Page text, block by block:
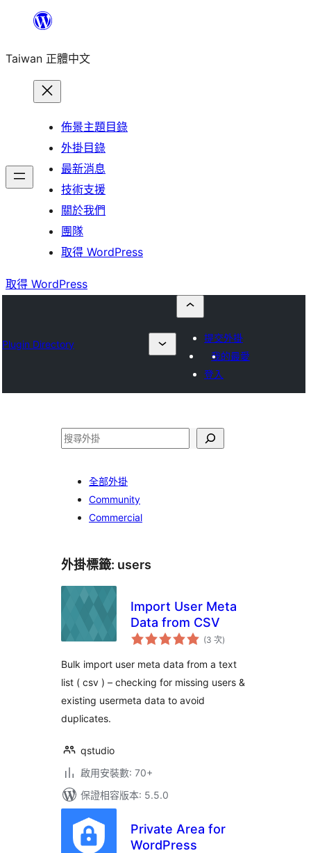
主
Taiwan 正體中文
佈景主題目錄
外掛目錄
最新消息
技術支援
關於我們
團隊
取得 WordPress
取得 WordPress
Plugin Directory
提交外掛
我的最愛
登入
搜
全部外掛
Community
Commercial
外掛標籤: users
Import User Meta
Data from CSV
(3 次評
分
數
)
Bulk import user meta data from a text
list ( csv ) – checking for missing users &
existing usermeta data to avoid
duplicates.
qstudio
啟用安裝數: 70+
保證相容版本: 5.5.0
Private Area for
WordPress